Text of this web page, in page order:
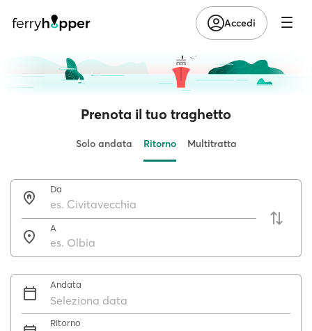
Accedi
Prenota il tuo traghetto
Solo andata Ritorno Multitratta
Da
A
Andata
Seleziona data
Ritorno